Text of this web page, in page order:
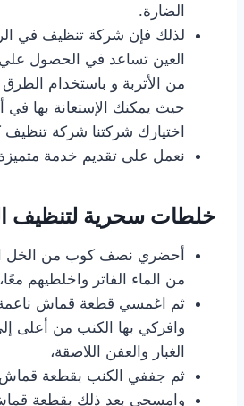
الضارة.
لذلك فإن شركة تنظيف في
العين تساعد في الحصول
من الأتربة و باستخدام
حيث يمكنك الإستعانة بها في
اختيارك شركتنا شركة
نعمل على تقديم خدمة
خلطات سحرية لتنظيف
أحضري نصف كوب من الخل
من الماء الفاتر واخلطيهم معًا،
ثم اغمسي قطعة قماش
وافركي بها الكنب من أعلى
الغبار والعفن اللاصقة،
ثم جففي الكنب بقطعة قماش
وامسحي بعد ذلك بقطعة قماش